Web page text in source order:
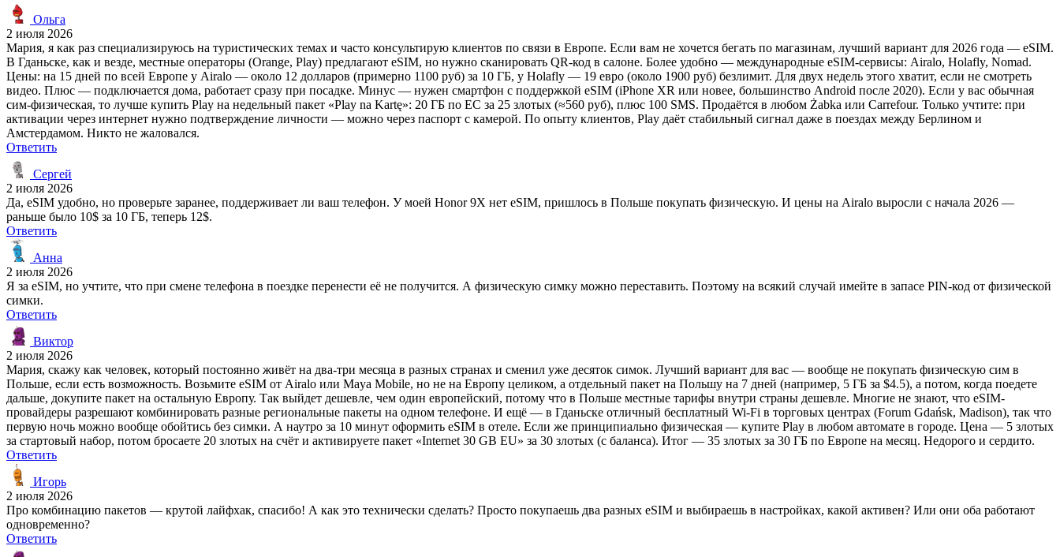
Ольга
2 июля 2026
Мария, я как раз специализируюсь на туристических темах и часто консультирую клиентов по связи в Европе. Если вам не хочется бегать по магазинам, лучший вариант для 2026 года — eSIM.
В Гданьске, как и везде, местные операторы (Orange, Play) предлагают eSIM, но нужно сканировать QR-код в салоне. Более удобно — международные eSIM-сервисы: Airalo, Holafly, Nomad.
Цены: на 15 дней по всей Европе у Airalo — около 12 долларов (примерно 1100 руб) за 10 ГБ, у Holafly — 19 евро (около 1900 руб) безлимит. Для двух недель этого хватит, если не смотреть
видео. Плюс — подключается дома, работает сразу при посадке. Минус — нужен смартфон с поддержкой eSIM (iPhone XR или новее, большинство Android после 2020). Если у вас обычная
сим-физическая, то лучше купить Play на недельный пакет «Play na Kartę»: 20 ГБ по ЕС за 25 злотых (≈560 руб), плюс 100 SMS. Продаётся в любом Żabka или Carrefour. Только учтите: при
активации через интернет нужно подтверждение личности — можно через паспорт с камерой. По опыту клиентов, Play даёт стабильный сигнал даже в поездах между Берлином и
Амстердамом. Никто не жаловался.
Ответить
Сергей
2 июля 2026
Да, eSIM удобно, но проверьте заранее, поддерживает ли ваш телефон. У моей Honor 9X нет eSIM, пришлось в Польше покупать физическую. И цены на Airalo выросли с начала 2026 —
раньше было 10$ за 10 ГБ, теперь 12$.
Ответить
Анна
2 июля 2026
Я за eSIM, но учтите, что при смене телефона в поездке перенести её не получится. А физическую симку можно переставить. Поэтому на всякий случай имейте в запасе PIN-код от физической
симки.
Ответить
Виктор
2 июля 2026
Мария, скажу как человек, который постоянно живёт на два-три месяца в разных странах и сменил уже десяток симок. Лучший вариант для вас — вообще не покупать физическую сим в
Польше, если есть возможность. Возьмите eSIM от Airalo или Maya Mobile, но не на Европу целиком, а отдельный пакет на Польшу на 7 дней (например, 5 ГБ за $4.5), а потом, когда поедете
дальше, докупите пакет на остальную Европу. Так выйдет дешевле, чем один европейский, потому что в Польше местные тарифы внутри страны дешевле. Многие не знают, что eSIM-
провайдеры разрешают комбинировать разные региональные пакеты на одном телефоне. И ещё — в Гданьске отличный бесплатный Wi-Fi в торговых центрах (Forum Gdańsk, Madison), так что
первую ночь можно вообще обойтись без симки. А наутро за 10 минут оформить eSIM в отеле. Если же принципиально физическая — купите Play в любом автомате в городе. Цена — 5 злотых
за стартовый набор, потом бросаете 20 злотых на счёт и активируете пакет «Internet 30 GB EU» за 30 злотых (с баланса). Итог — 35 злотых за 30 ГБ по Европе на месяц. Недорого и сердито.
Ответить
Игорь
2 июля 2026
Про комбинацию пакетов — крутой лайфхак, спасибо! А как это технически сделать? Просто покупаешь два разных eSIM и выбираешь в настройках, какой активен? Или они оба работают
одновременно?
Ответить